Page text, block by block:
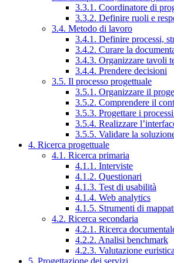
3.3.1. Coordinatore di
3.3.2. Definire ruoli e
3.4. Metodo di lavoro
3.4.1. Definire processi,
3.4.2. Curare la
3.4.3. Organizzare tavoli
3.4.4. Prendere decisioni
3.5. Il processo progettuale
3.5.1. Organizzare il
3.5.2. Comprendere il
3.5.3. Progettare i
3.5.4. Realizzare
3.5.5. Validare la
4. Ricerca progettuale
4.1. Ricerca primaria
4.1.1. Interviste
4.1.2. Questionari
4.1.3. Test di usabilità
4.1.4. Web analytics
4.1.5. Strumenti di
4.2. Ricerca secondaria
4.2.1. Ricerca
4.2.2. Analisi benchmark
4.2.3. Valutazione euristica
5. Progettazione dei servizi